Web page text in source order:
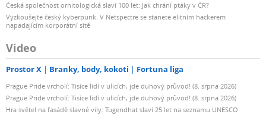
Česká společnost ornitologická slaví 100 let: Jak chrání ptáky v ČR?
Vyzkoušejte český kyberpunk. V Netspectre se stanete elitním hackerem
napadajícím korporátní sítě
Video
Prostor X Branky, body, kokoti Fortuna liga
Prague Pride vrcholí: Tisíce lidí v ulicích, jde duhový průvod! (8. srpna 2026)
Prague Pride vrcholí: Tisíce lidí v ulicích, jde duhový průvod! (8. srpna 2026)
Hra světel na fasádě slavné vily: Tugendhat slaví 25 let na seznamu UNESCO